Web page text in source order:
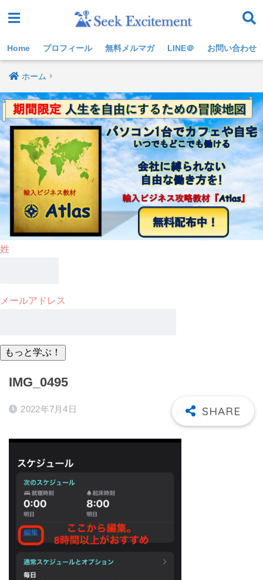
Home プロフィール 無料メルマガ LINE＠ お問い合わせ
ホーム
姓
メールアドレス
IMG_0495
2022年7月4日